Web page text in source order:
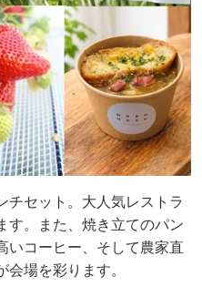
チセット。大人気レストラ
す。また、焼き立てのパン
いコーヒー、そして農家直
場を彩ります。